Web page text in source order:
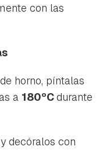
con las
horno, píntalas
a 180ºCdurante
decóralos con